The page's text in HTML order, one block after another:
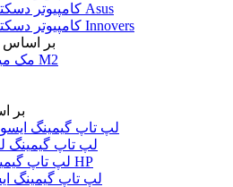
کامپیوتر دسکتاپ Asus
کامپیوتر دسکتاپ Innovers
بر
مک مینی M2
بر
لپ تاپ گیمینگ
لپ تاپ گیمینگ
لپ تاپ گیمینگ HP
لپ تاپ گیمینگ